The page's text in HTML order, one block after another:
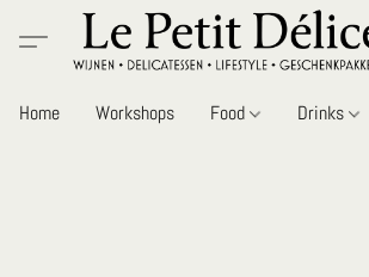
Home Workshops Food Drinks